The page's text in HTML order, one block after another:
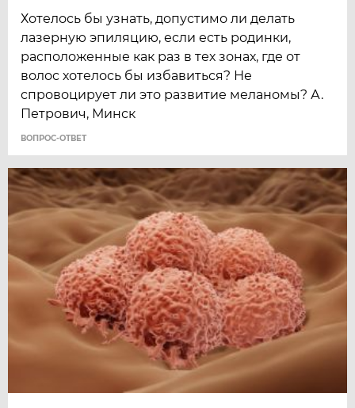
Хотелось бы узнать, допустимо ли делать
лазерную эпиляцию, если есть родинки,
расположенные как раз в тех зонах, где от
волос хотелось бы избавиться? Не
спровоцирует ли это развитие меланомы? А.
Петрович, Минск
ВОПРОС-ОТВЕТ